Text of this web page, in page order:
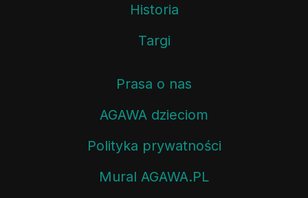
Historia
Targi
Prasa o nas
AGAWA dzieciom
Polityka prywatności
Mural AGAWA.PL